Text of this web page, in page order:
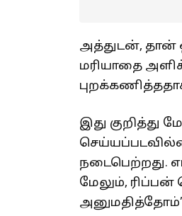
அத்துடன், தான்
மரியாதை
இது குறித்து
நடைபெற்றது.
மேலும்,